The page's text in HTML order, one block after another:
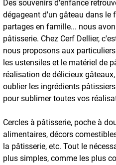
Des souvenirs d'enfance
dégageant d'un gâteau dans le
partages en famille... nous
pâtisserie. Chez Cerf Dellier,
nous proposons aux
les ustensiles et le matériel de
réalisation de délicieux
oublier les ingrédients
pour sublimer toutes vos
Cercles à pâtisserie, poche à
alimentaires, décors
la pâtisserie, etc. Tout le
plus simples, comme les plus